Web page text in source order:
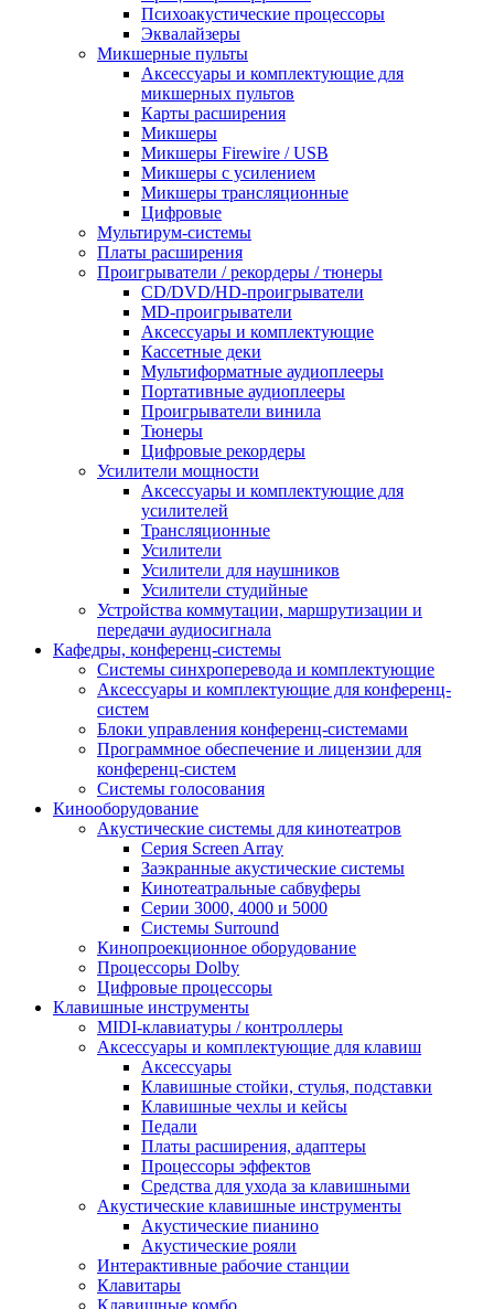
Психоакустические процессоры
Эквалайзеры
Микшерные пульты
Аксессуары и комплектующие для
микшерных пультов
Карты расширения
Микшеры
Микшеры Firewire / USB
Микшеры с усилением
Микшеры трансляционные
Цифровые
Мультирум-системы
Платы расширения
Проигрыватели / рекордеры / тюнеры
CD/DVD/HD-проигрыватели
MD-проигрыватели
Аксессуары и комплектующие
Кассетные деки
Мультиформатные аудиоплееры
Портативные аудиоплееры
Проигрыватели винила
Тюнеры
Цифровые рекордеры
Усилители мощности
Аксессуары и комплектующие для
усилителей
Трансляционные
Усилители
Усилители для наушников
Усилители студийные
Устройства коммутации, маршрутизации и
передачи аудиосигнала
Кафедры, конференц-системы
Cистемы синхроперевода и комплектующие
Аксессуары и комплектующие для конференц-
систем
Блоки управления конференц-системами
Программное обеспечение и лицензии для
конференц-систем
Системы голосования
Кинооборудование
Акустические системы для кинотеатров
Cерия Screen Array
Заэкранные акустические системы
Кинотеатральные сабвуферы
Серии 3000, 4000 и 5000
Системы Surround
Кинопроекционное оборудование
Процессоры Dolby
Цифровые процессоры
Клавишные инструменты
MIDI-клавиатуры / контроллеры
Аксессуары и комплектующие для клавиш
Аксессуары
Клавишные стойки, стулья, подставки
Клавишные чехлы и кейсы
Педали
Платы расширения, адаптеры
Процессоры эффектов
Средства для ухода за клавишными
Акустические клавишные инструменты
Акустические пианино
Акустические рояли
Интерактивные рабочие станции
Клавитары
Клавишные комбо